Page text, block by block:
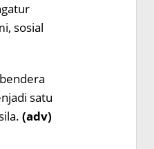
sosial
satu
(adv)